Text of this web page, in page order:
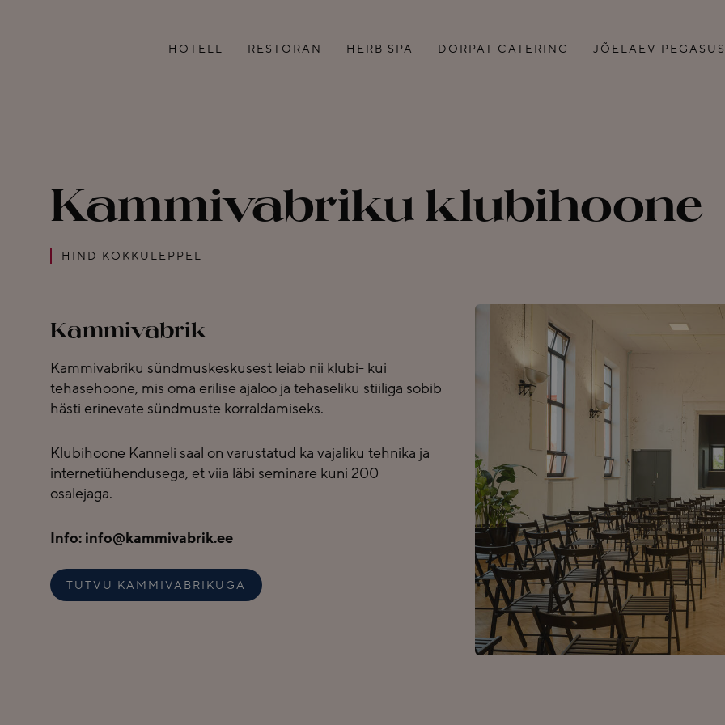
HOTELL
PEREPUHKUS TARTUS
RESTORAN
GRUPIMENÜÜ
HERB SPA DORPAT CATERING JÕELAEV PEGASUS
Kammivabriku klubihoone
HIND KOKKULEPPEL
Kammivabrik
Kammivabriku sündmuskeskusest leiab nii klubi- kui
tehasehoone, mis oma erilise ajaloo ja tehaseliku stiiliga sobib
hästi erinevate sündmuste korraldamiseks.
Klubihoone Kanneli saal on varustatud ka vajaliku tehnika ja
internetiühendusega, et viia läbi seminare kuni 200
osalejaga.
Info: info@kammivabrik.ee
TUTVU KAMMIVABRIKUGA